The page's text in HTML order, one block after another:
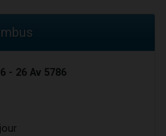
- 26 Av 5786